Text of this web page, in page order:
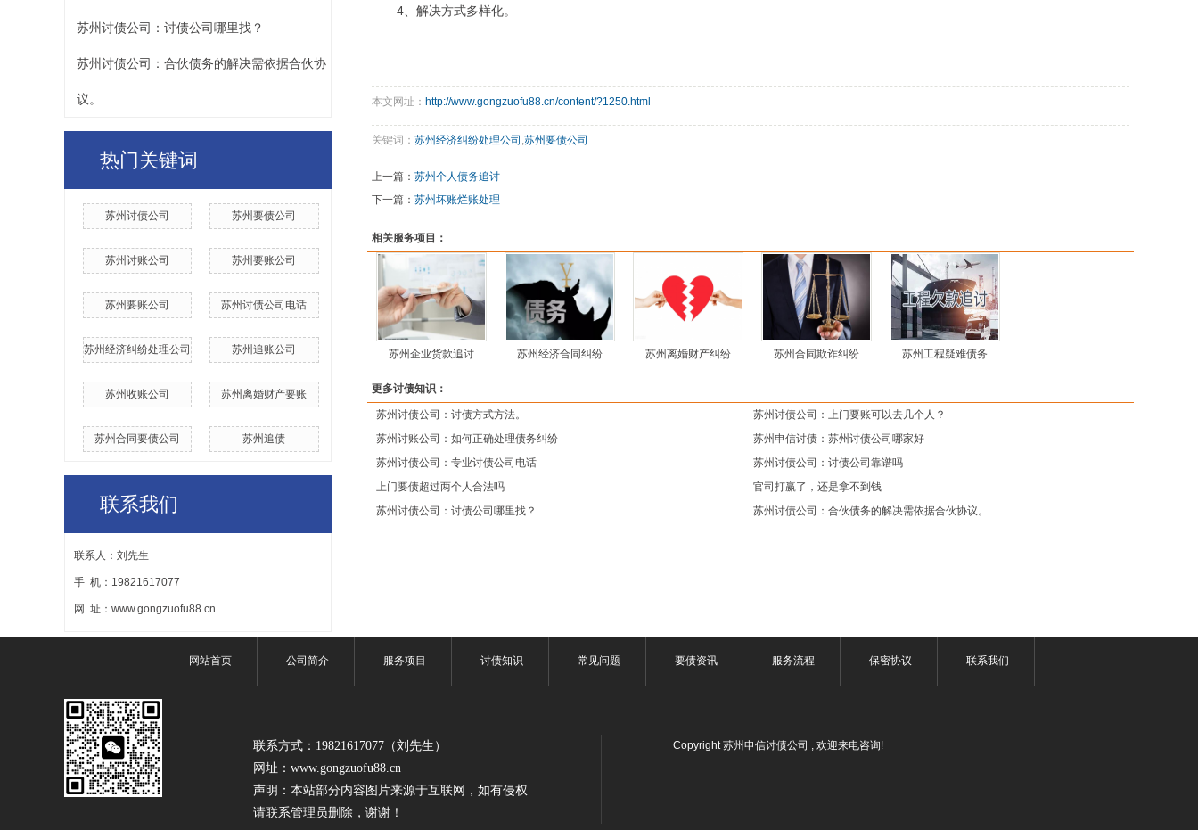
苏州讨债公司：讨债公司哪里找？
苏州讨债公司：合伙债务的解决需依据合伙协
议。
热门关键词
苏州讨债公司 苏州要债公司
苏州讨账公司 苏州要账公司
​苏州要账公司 ​苏州讨债公司电话
苏州经济纠纷处理公司 苏州追账公司
苏州收账公司 苏州离婚财产要账
苏州合同要债公司 苏州追债
联系我们
联系人：刘先生
手 机：19821617077
网 址：www.gongzuofu88.cn
4、解决方式多样化。
本文网址： http://www.gongzuofu88.cn/content/?1250.html
关键词： 苏州经济纠纷处理公司 ,苏州要债公司
上一篇： 苏州个人债务追讨
下一篇： 苏州坏账烂账处理
相关服务项目：
苏州企业货款追讨 苏州经济合同纠纷 苏州离婚财产纠纷 苏州合同欺诈纠纷 苏州工程疑难债务
更多讨债知识：
苏州讨债公司：讨债方式方法。
苏州讨债公司：上门要账可以去几个人？
苏州讨账公司：如何正确处理债务纠纷
苏州申信讨债：苏州讨债公司哪家好
苏州讨债公司：专业讨债公司电话
苏州讨债公司：讨债公司靠谱吗
上门要债超过两个人合法吗
官司打赢了，还是拿不到钱
苏州讨债公司：讨债公司哪里找？
苏州讨债公司：合伙债务的解决需依据合伙协议。
网站首页 公司简介 服务项目 讨债知识 常见问题 要债资讯 服务流程 保密协议 联系我们
联系方式：19821617077（刘先生）
网址：www.gongzuofu88.cn
声明：本站部分内容图片来源于互联网，如有侵权
请联系管理员删除，谢谢！
Copyright 苏州申信讨债公司 , 欢迎来电咨询!